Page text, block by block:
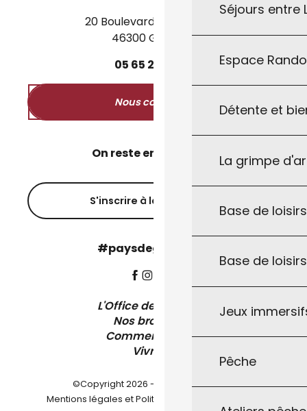
Séjours entre
Espace
Détente et
La grimpe
Base de
Base de
Jeux
Pêche
20 Boulevard des Martyrs
46300 Gourdon
05 65 27
Nous contacter
On reste en contact ?
S'inscrire à la newsletter
#paysdegourdon !
L'Office de Tourisme
Nos brochures
Comment venir ?
Vivre ici
©Copyright 2026 - Pays de Gourdon
Mentions légales et Politique de confidentialité